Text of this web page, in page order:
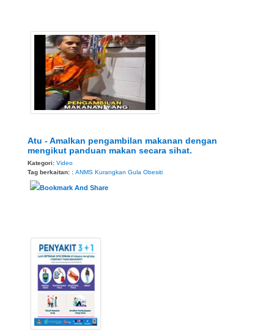
Atu - Amalkan pengambilan makanan dengan
mengikut panduan makan secara sihat.
Kategori: Video
Tag berkaitan: : ANMS Kurangkan Gula Obesiti